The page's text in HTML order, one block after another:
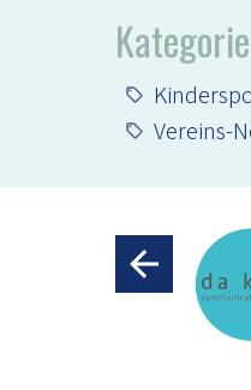
Vereins-